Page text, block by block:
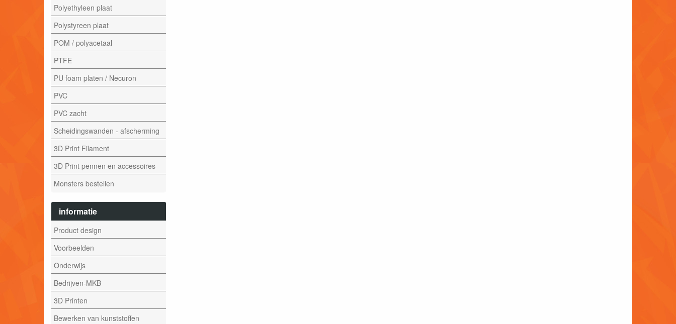
Polyethyleen plaat
Polystyreen plaat
POM / polyacetaal
PTFE
PU foam platen / Necuron
PVC
PVC zacht
Scheidingswanden - afscherming
3D Print Filament
3D Print pennen en accessoires
Monsters bestellen
informatie
Product design
Voorbeelden
Onderwijs
Bedrijven-MKB
3D Printen
Bewerken van kunststoffen